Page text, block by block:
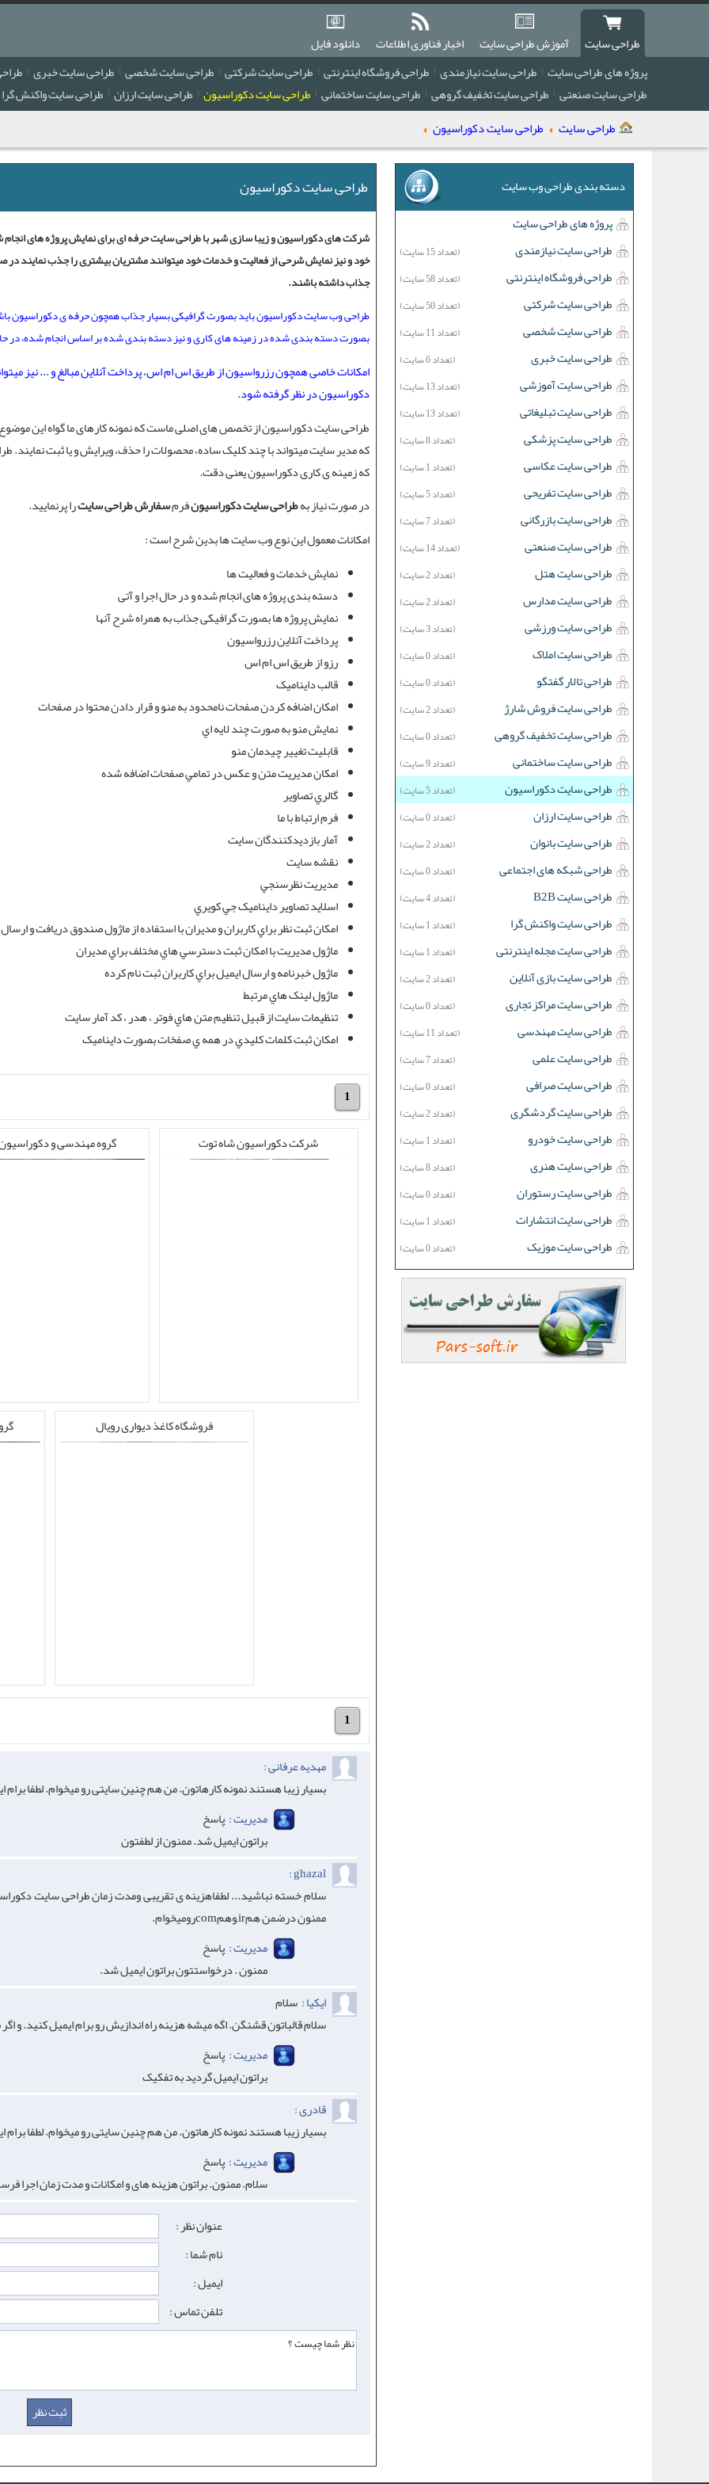
طراحی سایت آموزش طراحی سایت اخبار فناوری اطلاعات
دانلود فایل
پروژه های طراحی سایت طراحی سایت نیازمندی طراحی فروشگاه اینترنتی طراحی سایت شرکتی طراحی سایت شخصی طراحی سایت خبری
طراحی سایت صنعتی طراحی سایت تخفیف گروهی طراحی سایت ساختمانی طراحی سایت دکوراسیون طراحی سایت ارزان طراحی سایت واکنش گرا
طراحی سایت طراحی سایت دکوراسیون
طراحی سایت دکوراسیون
شرکت های دکوراسیون و زیبا سازی شهر با طراحی سایت حرفه ای برای نمایش پروژه های انجام
خود و نیز نمایش شرحی از فعالیت و خدمات خود میتوانند مشتریان بیشتری را جذب نمایند
جذاب داشته باشند.
طراحی وب سایت دکوراسیون باید بصورت گرافیکی بسیار جذاب همچون حرفه ی دکوراسیون
بصورت دسته بندی شده در زمینه های کاری و نیز دسته بندی شده بر اساس انجام شده، در
امکانات خاصی همچون رزرواسیون از طریق اس ام اس، پرداخت آنلاین مبالغ و ... نیز
دکوراسیون در نظر گرفته شود.
طراحی سایت دکوراسیوناز تخصص های اصلی ماست که نمونه کارهای ما گواه این
که مدیر سایت میتواند با چند کلیک ساده، محصولات را حذف، ویرایش و یا ثبت نمایند.
که زمینه ی کاری دکوراسیون یعنی دقت.
در صورت نیاز بهطراحی سایت دکوراسیونفرمسفارش طراحی سایترا پرنمایید.
امکانات معمول اين نوع وب سايت ها بدين شرح است :
نمایش خدمات و فعالیت ها
دسته بندی پروژه های انجام شده و در حال اجرا و آتی
نمایش پروژه ها بصورت گرافیکی جذاب به همراه شرح آنها
پرداخت آنلاین رزرواسیون
رزو از طریق اس ام اس
قالب دايناميک
امکان اضافه کردن صفحات نامحدود به منو و قرار دادن محتوا در صفحات
نمايش منو به صورت چند لايه اي
قابليت تغيير چيدمان منو
امکان مديريت متن و عکس در تمامي صفحات اضافه شده
گالري تصاوير
فرم ارتباط با ما
آمار بازديدکنندگان سايت
نقشه سايت
مديريت نظرسنجي
اسلايد تصاوير دايناميک جي کويري
امکان ثبت نظر براي کاربران و مديران با استفاده از ماژول صندوق دريافت و
ماژول مديريت با امکان ثبت دسترسي هاي مختلف براي مديران
ماژول خبرنامه و ارسال ايميل براي کاربران ثبت نام کرده
ماژول لينک هاي مرتبط
تنظيمات سايت از قبيل تنظيم متن هاي فوتر ، هدر ، کد آمار سايت
امکان ثبت کلمات کليدي در همه ي صفخات بصورت دايناميک
1
شرکت دکوراسیون شاه توت گروه مهندسی و
فروشگاه کاغذ دیواری رویال
1
مهدیه عرفانی :
بسیار زیبا هستند نمونه کارهاتون. من هم چنین سایتی رو میخوام. لطفا
مدیریت : پاسخ
براتون ایمیل شد. ممنون از لطفتون
ghazal :
سلام خسته نباشید... لطفاهزینه ی تقریبی ومدت زمان طراحی سایت
ممنون درضمن همir,وهمcomرومیخوام.
مدیریت : پاسخ
ممنون . درخواستتون براتون ایمیل شد.
ایکیا : سلام
سلام قالباتون قشنگن. اگه میشه هزینه راه اندازیش رو برام ایمیل کنید. و
مدیریت : پاسخ
براتون ایمیل گردید به تفکیک
قادری :
بسیار زیبا هستند نمونه کارهاتون. من هم چنین سایتی رو میخوام. لطفا
مدیریت : پاسخ
سلام. ممنون. براتون هزینه های و امکانات و مدت زمان اجرا
عنوان نظر :
نام شما :
ایمیل :
تلفن تماس :
دسته بندی طراحی وب سایت
پروژه های طراحی سایت
طراحی سایت نیازمندی
(تعداد 15 سایت)
طراحی فروشگاه اینترنتی (تعداد 58 سایت)
طراحی سایت شرکتی (تعداد 50 سایت)
طراحی سایت شخصی (تعداد 11 سایت)
طراحی سایت خبری (تعداد 6 سایت)
طراحی سایت آموزشی (تعداد 13 سایت)
طراحی سایت تبلیغاتی (تعداد 13 سایت)
طراحی سایت پزشکی (تعداد 8 سایت)
طراحی سایت عکاسی (تعداد 1 سایت)
طراحی سایت تفریحی (تعداد 5 سایت)
طراحی سایت بازرگانی (تعداد 7 سایت)
طراحی سایت صنعتی (تعداد 14 سایت)
طراحی سایت هتل (تعداد 2 سایت)
طراحی سایت مدارس (تعداد 2 سایت)
طراحی سایت ورزشی (تعداد 3 سایت)
طراحی سایت املاک (تعداد 0 سایت)
طراحی تالار گفتگو (تعداد 0 سایت)
طراحی سایت فروش شارژ (تعداد 2 سایت)
طراحی سایت تخفیف گروهی (تعداد 0 سایت)
طراحی سایت ساختمانی (تعداد 9 سایت)
طراحی سایت دکوراسیون (تعداد 5 سایت)
طراحی سایت ارزان (تعداد 0 سایت)
طراحی سایت بانوان (تعداد 2 سایت)
طراحی شبکه های اجتماعی (تعداد 0 سایت)
طراحی سایت B2B (تعداد 4 سایت)
طراحی سایت واکنش گرا (تعداد 1 سایت)
طراحی سایت مجله اینترنتی (تعداد 1 سایت)
طراحی سایت بازی آنلاین (تعداد 2 سایت)
طراحی سایت مراکز تجاری (تعداد 0 سایت)
طراحی سایت مهندسی (تعداد 11 سایت)
طراحی سایت علمی (تعداد 7 سایت)
طراحی سایت صرافی (تعداد 0 سایت)
طراحی سایت گردشگری (تعداد 2 سایت)
طراحی سایت خودرو (تعداد 1 سایت)
طراحی سایت هنری (تعداد 8 سایت)
طراحی سایت رستوران (تعداد 0 سایت)
طراحی سایت انتشارات (تعداد 1 سایت)
طراحی سایت موزیک (تعداد 0 سایت)